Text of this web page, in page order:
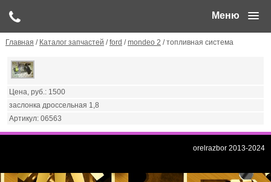
Меню
Главная / Каталог запчастей /ford /mondeo 2 / топливная система
1500
заслонка дроссельная 1,8
06563
orelrazbor 2013-2024